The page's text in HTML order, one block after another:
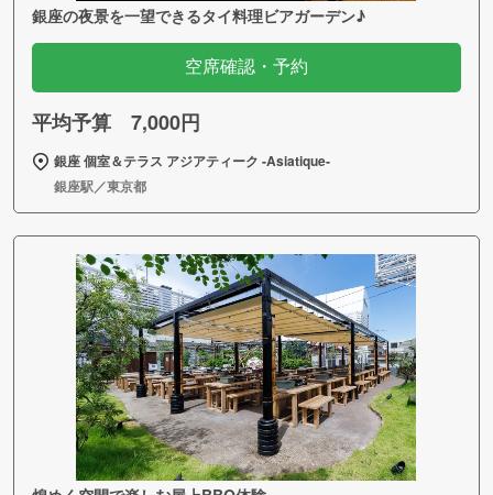
銀座の夜景を一望できるタイ料理ビアガーデン♪
空席確認・予約
平均予算 7,000円
銀座 個室＆テラス アジアティーク ‐Asiatique‐
銀座駅／東京都